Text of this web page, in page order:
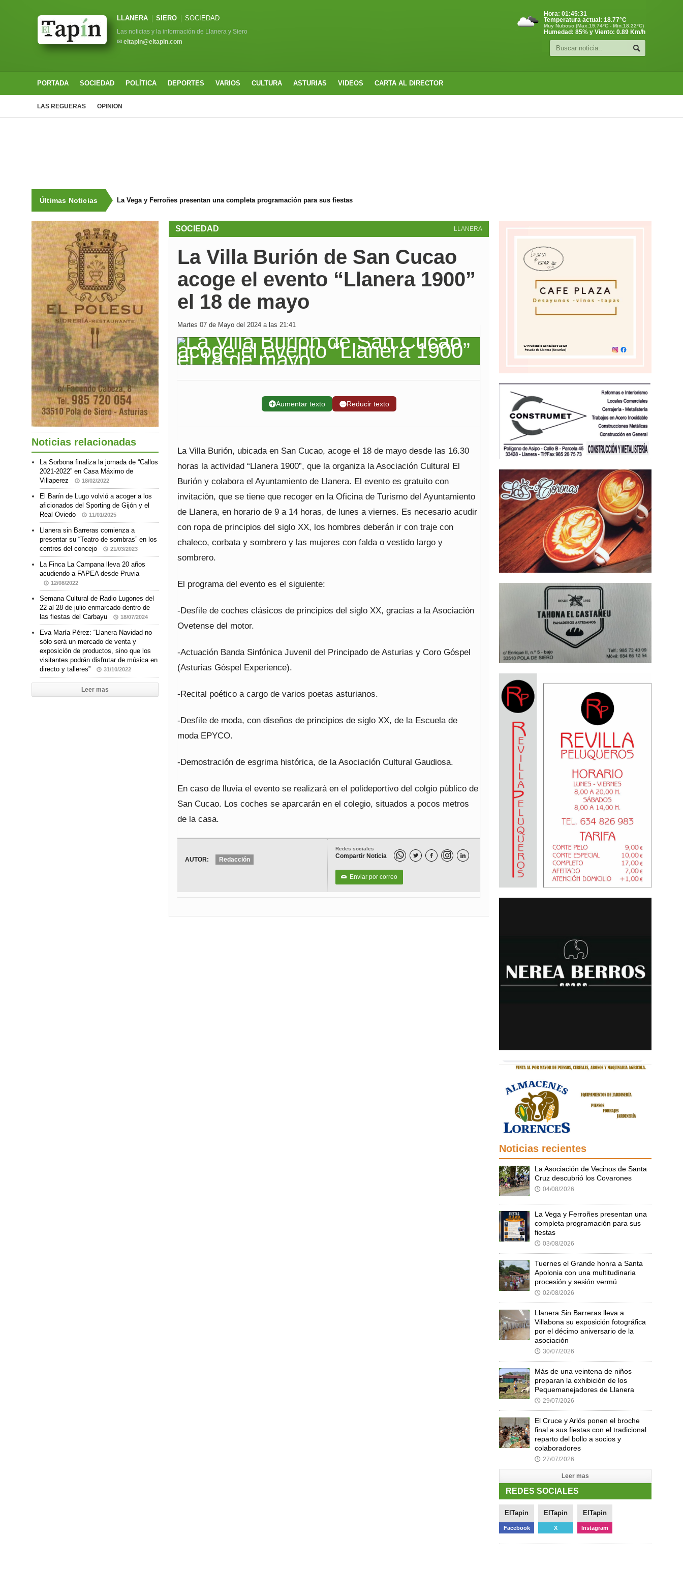
LLANERA SIERO SOCIEDAD
Las noticias y la información de Llanera y Siero
✉ eltapin@eltapin.com
Hora: 01:45:32
Temperatura actual: 18.77°C
Muy Nuboso (Max.19.74ºC - Min.18.22ºC)
Humedad: 85% y Viento: 0.89 Km/h
PORTADA SOCIEDAD POLÍTICA DEPORTES VARIOS CULTURA ASTURIAS VIDEOS CARTA AL DIRECTOR
LAS REGUERAS OPINION
Últimas Noticias La Vega y Ferroñes presentan una completa programación para sus fiestas
LLANERA
SOCIEDAD
La Villa Burión de San Cucao
acoge el evento “Llanera 1900”
el 18 de mayo
Martes 07 de Mayo del 2024 a las 21:41
➕Aumentar texto ➖Reducir texto
La Villa Burión, ubicada en San Cucao, acoge el 18 de mayo desde las 16.30
horas la actividad “Llanera 1900”, que la organiza la Asociación Cultural El
Burión y colabora el Ayuntamiento de Llanera. El evento es gratuito con
invitación, que se tiene que recoger en la Oficina de Turismo del Ayuntamiento
de Llanera, en horario de 9 a 14 horas, de lunes a viernes. Es necesario acudir
con ropa de principios del siglo XX, los hombres deberán ir con traje con
chaleco, corbata y sombrero y las mujeres con falda o vestido largo y
sombrero.
El programa del evento es el siguiente:
-Desfile de coches clásicos de principios del siglo XX, gracias a la Asociación
Ovetense del motor.
-Actuación Banda Sinfónica Juvenil del Principado de Asturias y Coro Góspel
(Asturias Góspel Experience).
-Recital poético a cargo de varios poetas asturianos.
-Desfile de moda, con diseños de principios de siglo XX, de la Escuela de
moda EPYCO.
-Demostración de esgrima histórica, de la Asociación Cultural Gaudiosa.
En caso de lluvia el evento se realizará en el polideportivo del colgio público de
San Cucao. Los coches se aparcarán en el colegio, situados a pocos metros
de la casa.
Redes sociales
Compartir Noticia   
✉ Enviar por correo
AUTOR: Redacción
Noticias relacionadas
La Sorbona finaliza la jornada de “Callos
2021-2022” en Casa Máximo de
Villaperez
18/02/2022
El Barín de Lugo volvió a acoger a los
aficionados del Sporting de Gijón y el
Real Oviedo
11/01/2025
Llanera sin Barreras comienza a
presentar su “Teatro de sombras” en los
centros del concejo
21/03/2023
La Finca La Campana lleva 20 años
acudiendo a FAPEA desde Pruvia
12/08/2022
Semana Cultural de Radio Lugones del
22 al 28 de julio enmarcado dentro de
las fiestas del Carbayu
18/07/2024
Eva María Pérez: “Llanera Navidad no
sólo será un mercado de venta y
exposición de productos, sino que los
visitantes podrán disfrutar de música en
directo y talleres”
31/10/2022
Leer mas
Noticias recientes
La Asociación de Vecinos de Santa
Cruz descubrió los Covarones
🕔 04/08/2026
La Vega y Ferroñes presentan una
completa programación para sus
fiestas
🕔 03/08/2026
Tuernes el Grande honra a Santa
Apolonia con una multitudinaria
procesión y sesión vermú
🕔 02/08/2026
Llanera Sin Barreras lleva a
Villabona su exposición fotográfica
por el décimo aniversario de la
asociación
🕔 30/07/2026
Más de una veintena de niños
preparan la exhibición de los
Pequemanejadores de Llanera
🕔 29/07/2026
El Cruce y Arlós ponen el broche
final a sus fiestas con el tradicional
reparto del bollo a socios y
colaboradores
🕔 27/07/2026
Leer mas
REDES SOCIALES
ElTapin
Facebook
ElTapin
X
ElTapin
Instagram